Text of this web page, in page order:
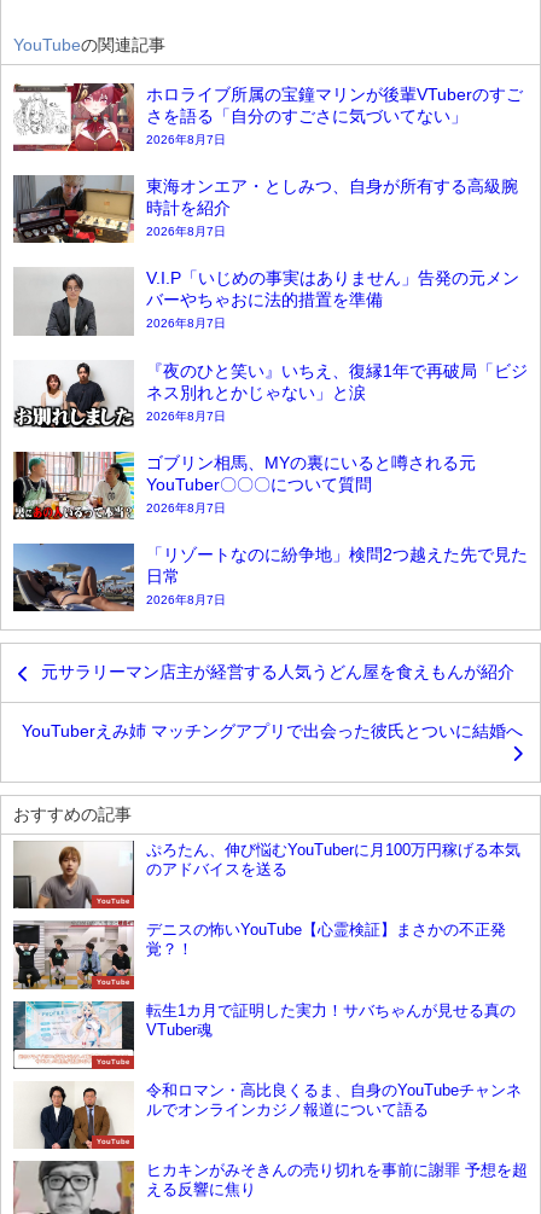
YouTubeの関連記事
ホロライブ所属の宝鐘マリンが後輩VTuberのすご
さを語る「自分のすごさに気づいてない」
2026年8月7日
東海オンエア・としみつ、自身が所有する高級腕
時計を紹介
2026年8月7日
V.I.P「いじめの事実はありません」告発の元メン
バーやちゃおに法的措置を準備
2026年8月7日
『夜のひと笑い』いちえ、復縁1年で再破局「ビジ
ネス別れとかじゃない」と涙
2026年8月7日
ゴブリン相馬、MYの裏にいると噂される元
YouTuber〇〇〇について質問
2026年8月7日
「リゾートなのに紛争地」検問2つ越えた先で見た
日常
2026年8月7日
元サラリーマン店主が経営する人気うどん屋を食えもんが紹介
YouTuberえみ姉 マッチングアプリで出会った彼氏とついに結婚へ
おすすめの記事
YouTube
ぷろたん、伸び悩むYouTuberに月100万円稼げる本気
のアドバイスを送る
YouTube
デニスの怖いYouTube【心霊検証】まさかの不正発
覚？！
YouTube
転生1カ月で証明した実力！サバちゃんが見せる真の
VTuber魂
YouTube
令和ロマン・高比良くるま、自身のYouTubeチャンネ
ルでオンラインカジノ報道について語る
ヒカキンがみそきんの売り切れを事前に謝罪 予想を超
える反響に焦り